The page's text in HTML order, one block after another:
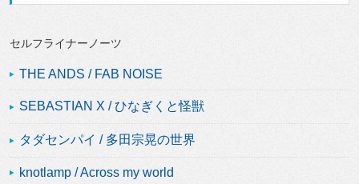
セルフライナーノーツ
THE ANDS / FAB NOISE
SEBASTIAN X / ひなぎくと怪獣
タダセンパイ / 多田宗晃の世界
knotlamp / Across my world